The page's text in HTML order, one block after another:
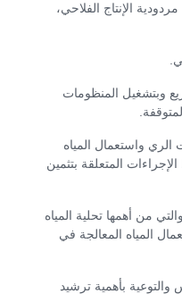
الإنتاج الفلاحي،
وبتشغيل المنظومات
واستعمال المياه
المتعلقة بتثمين
من أهمها تحلية المياه
المياه المعالجة في
بأهمية ترشيد